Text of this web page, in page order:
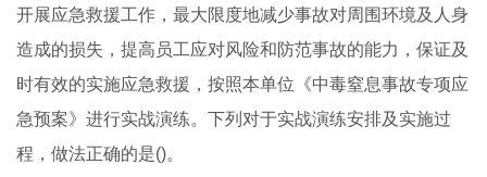
开展应急救援工作，最大限度地减少事故对周围环境及人身
造成的损失，提高员工应对风险和防范事故的能力，保证及
时有效的实施应急救援，按照本单位《中毒窒息事故专项应
急预案》进行实战演练。下列对于实战演练安排及实施过
程，做法正确的是()。